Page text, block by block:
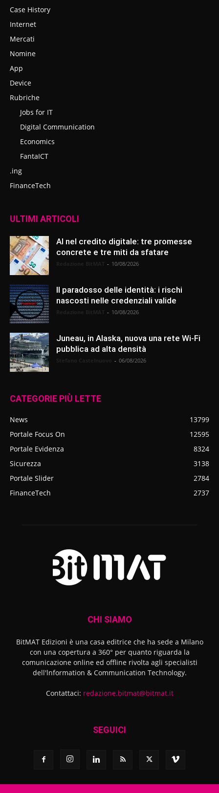
Case History
Internet
Mercati
Nomine
App
Device
Rubriche
Jobs for IT
Digital Communication
Economics
FantaICT
.ing
FinanceTech
ULTIMI ARTICOLI
AI nel credito digitale: tre promesse
concrete e tre miti da sfatare
- 10/08/2026
Il paradosso delle identità: i rischi
nascosti nelle credenziali valide
- 10/08/2026
Juneau, in Alaska, nuova una rete Wi-Fi
pubblica ad alta densità
- 06/08/2026
CATEGORIE PIÙ LETTE
News
13799
Portale Focus On
12595
Portale Evidenza
8324
Sicurezza
3138
Portale Slider
2784
FinanceTech
2737
CHI SIAMO
BitMAT Edizioni è una casa editrice che ha sede a Milano
con una copertura a 360° per quanto riguarda la
comunicazione online ed offline rivolta agli specialisti
dell'lnformation & Communication Technology.
Contattaci: redazione.bitmat@bitmat.it
SEGUICI